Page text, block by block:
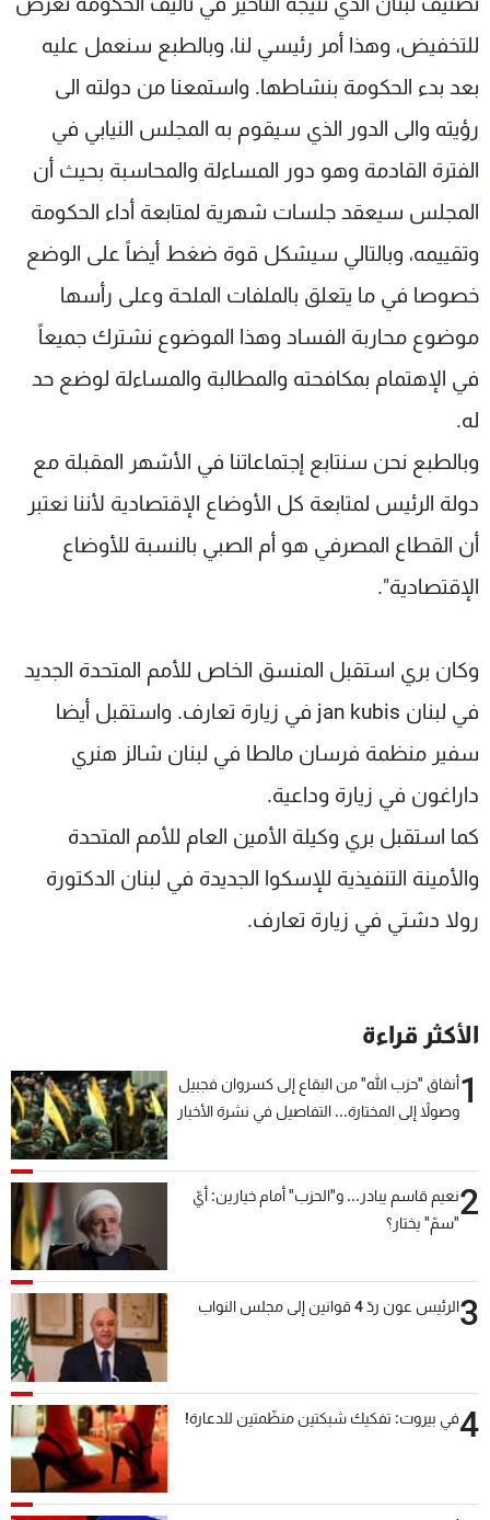
للتخفيض، وهذا أمر رئيسي لنا، وبالطبع سنعمل عليه
بعد بدء الحكومة بنشاطها. واستمعنا من دولته الى
رؤيته والى الدور الذي سيقوم به المجلس النيابي في
الفترة القادمة وهو دور المساءلة والمحاسبة بحيث أن
المجلس سيعقد جلسات شهرية لمتابعة أداء الحكومة
وتقييمه، وبالتالي سيشكل قوة ضغط أيضاً على الوضع
خصوصا في ما يتعلق بالملفات الملحة وعلى رأسها
موضوع محاربة الفساد وهذا الموضوع نشترك جميعاً
في الإهتمام بمكافحته والمطالبة والمساءلة لوضع حد
له.
وبالطبع نحن سنتابع إجتماعاتنا في الأشهر المقبلة مع
دولة الرئيس لمتابعة كل الأوضاع الإقتصادية لأننا نعتبر
أن القطاع المصرفي هو أم الصبي بالنسبة للأوضاع
الإقتصادية".
وكان بري استقبل المنسق الخاص للأمم المتحدة الجديد
في لبنان jan kubis في زيارة تعارف. واستقبل أيضا
سفير منظمة فرسان مالطا في لبنان شالز هنري
داراغون في زيارة وداعية.
كما استقبل بري وكيلة الأمين العام للأمم المتحدة
والأمينة التنفيذية للإسكوا الجديدة في لبنان الدكتورة
رولا دشتي في زيارة تعارف.
الأكثر قراءة
1أنفاق "حزب الله" من البقاع إلى كسروان فجبيل
وصولاً إلى المختارة... التفاصيل في نشرة الأخبار
2نعيم قاسم يبادر... و"الحزب" أمام خيارين: أيّ
"سمّ" يختار؟
3الرئيس عون ردّ 4 قوانين إلى مجلس النواب
4في بيروت: تفكيك شبكتين منظّمتين للدعارة!